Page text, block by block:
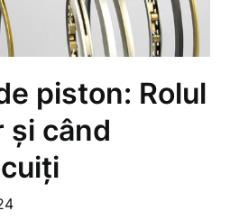
piston: Rolul
și când